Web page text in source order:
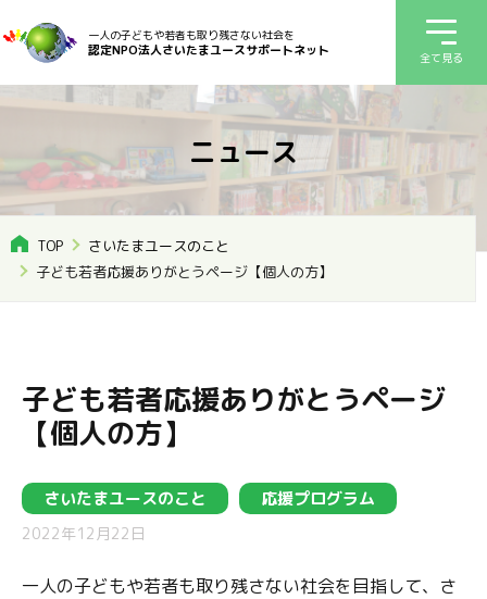
一人の子どもや若者も取り残さない社会を
認定NPO法人さいたまユースサポートネット 全て見る
ニュース
TOP
さいたまユースのこと
子ども若者応援ありがとうページ【個人の方】
子ども若者応援ありがとうページ
【個人の方】
さいたまユースのこと 応援プログラム
2022年12月22日
一人の子どもや若者も取り残さない社会を目指して、さ